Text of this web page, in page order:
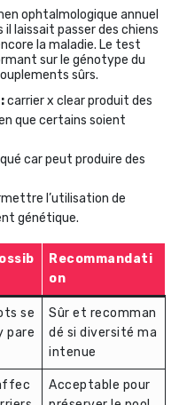
ophtalmologique annuel
laissait passer des chiens
la maladie. Le test
sur le génotype du
sûrs.
carrier x clear produit des
que certains soient
car peut produire des
l’utilisation de
génétique.
Recommandati
on
se
pare
Sûr et recomman
dé si diversité ma
intenue
Acceptable pour